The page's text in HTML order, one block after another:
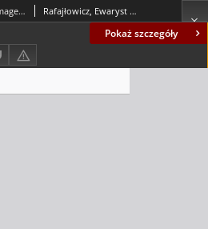
Pokaż szczegóły
Local detection of defects from image sequences Rafajłowicz, Ewaryst (1953- ); Wnuk, Marek; Rafajłowicz, Wojciech